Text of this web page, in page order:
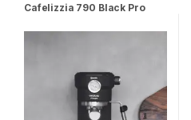
Cafelizzia 790 Black Pro